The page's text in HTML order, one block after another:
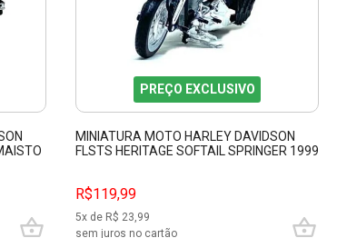
PREÇO EXCLUSIVO
MINIATURA MOTO HARLEY DAVIDSON
FLSTS HERITAGE SOFTAIL SPRINGER 1999
R$119,99
5x de R$ 23,99
sem juros no cartão